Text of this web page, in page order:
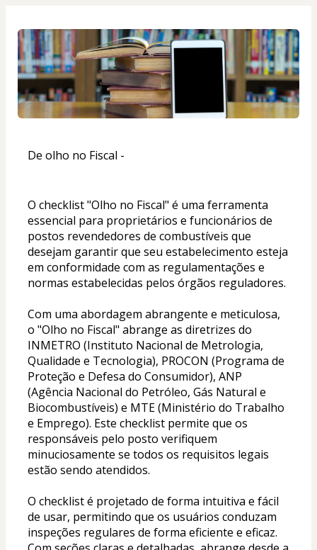
De olho no Fiscal -
O checklist "Olho no Fiscal" é uma ferramenta
essencial para proprietários e funcionários de
postos revendedores de combustíveis que
desejam garantir que seu estabelecimento esteja
em conformidade com as regulamentações e
normas estabelecidas pelos órgãos reguladores.
Com uma abordagem abrangente e meticulosa,
o "Olho no Fiscal" abrange as diretrizes do
INMETRO (Instituto Nacional de Metrologia,
Qualidade e Tecnologia), PROCON (Programa de
Proteção e Defesa do Consumidor), ANP
(Agência Nacional do Petróleo, Gás Natural e
Biocombustíveis) e MTE (Ministério do Trabalho
e Emprego). Este checklist permite que os
responsáveis pelo posto verifiquem
minuciosamente se todos os requisitos legais
estão sendo atendidos.
O checklist é projetado de forma intuitiva e fácil
de usar, permitindo que os usuários conduzam
inspeções regulares de forma eficiente e eficaz.